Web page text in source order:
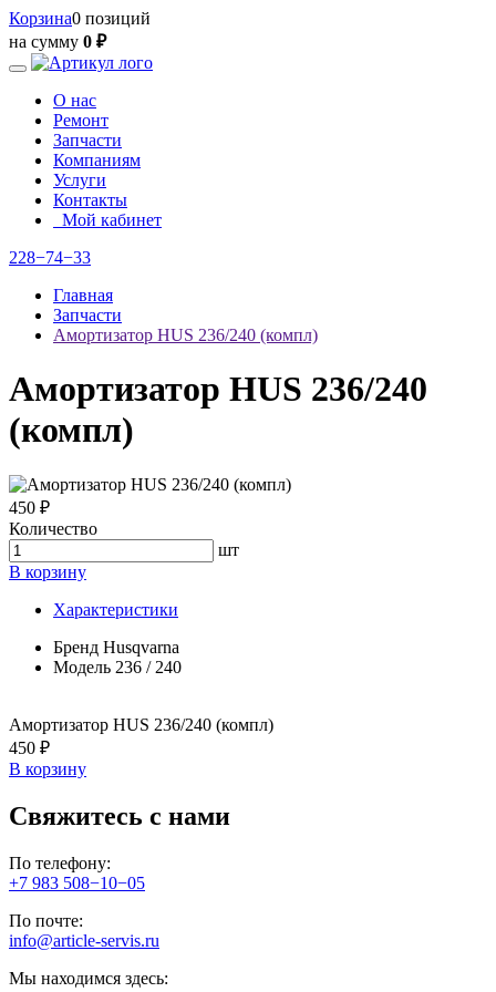
Корзина0 позиций
на сумму 0 ₽
О нас
Ремонт
Запчасти
Компаниям
Услуги
Контакты
Мой кабинет
228−74−33
Главная
Запчасти
Амортизатор HUS 236/240 (компл)
Амортизатор HUS 236/240
(компл)
450 ₽
Количество
шт
В корзину
Характеристики
Бренд Husqvarna
Модель 236 / 240
Амортизатор HUS 236/240 (компл)
450 ₽
В корзину
Свяжитесь с нами
По телефону:
+7 983 508−10−05
По почте:
info@article-servis.ru
Мы находимся здесь: